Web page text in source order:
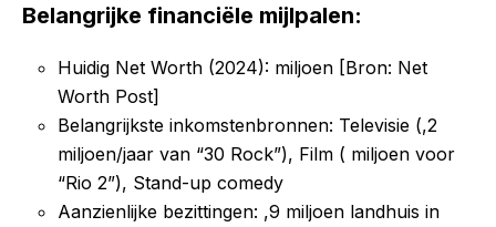
Belangrijke financiële mijlpalen:
Huidig Net Worth (2024): miljoen [Bron: Net
Worth Post]
Belangrijkste inkomstenbronnen: Televisie (,2
miljoen/jaar van “30 Rock”), Film ( miljoen voor
“Rio 2”), Stand-up comedy
Aanzienlijke bezittingen: ,9 miljoen landhuis in